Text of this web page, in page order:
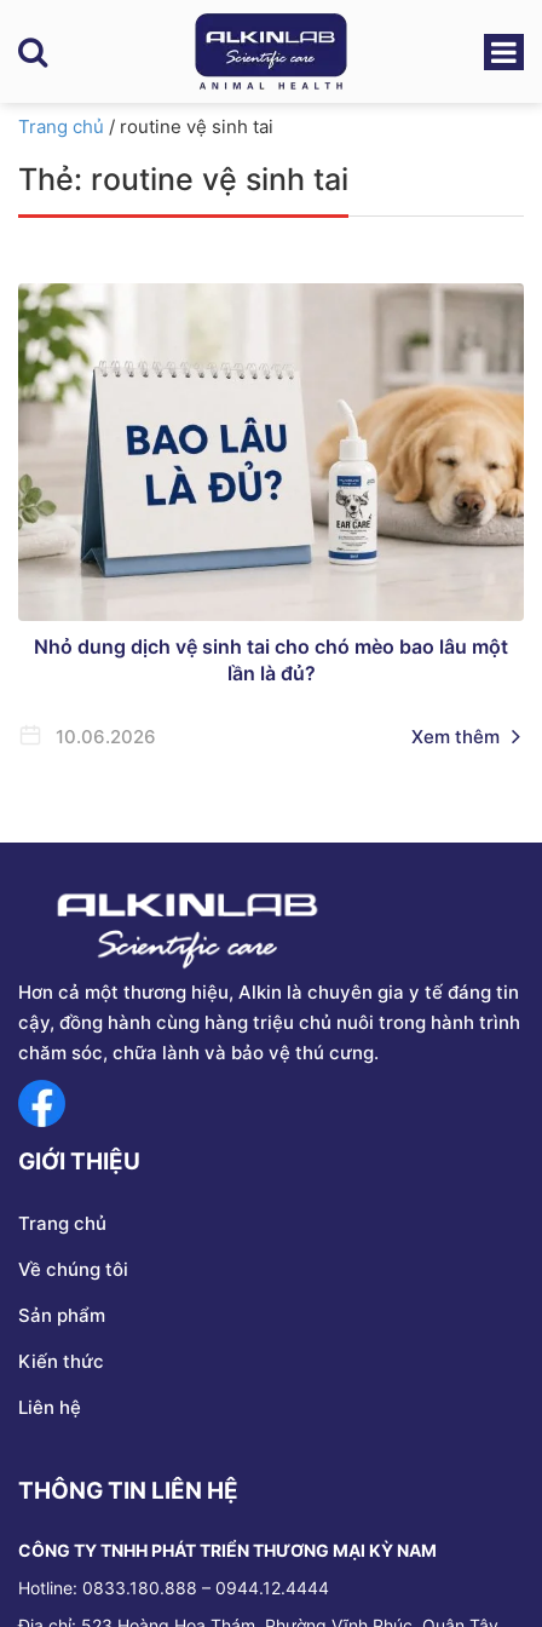
Trang chủ / routine vệ sinh tai
Thẻ: routine vệ sinh tai
Nhỏ dung dịch vệ sinh tai cho chó mèo bao lâu một
lần là đủ?
10.06.2026 Xem thêm
Hơn cả một thương hiệu, Alkin là chuyên gia y tế đáng tin
cậy, đồng hành cùng hàng triệu chủ nuôi trong hành trình
chăm sóc, chữa lành và bảo vệ thú cưng.
GIỚI THIỆU
Trang chủ
Về chúng tôi
Sản phẩm
Kiến thức
Liên hệ
THÔNG TIN LIÊN HỆ
CÔNG TY TNHH PHÁT TRIỂN THƯƠNG MẠI KỲ NAM
Hotline: 0833.180.888 – 0944.12.4444